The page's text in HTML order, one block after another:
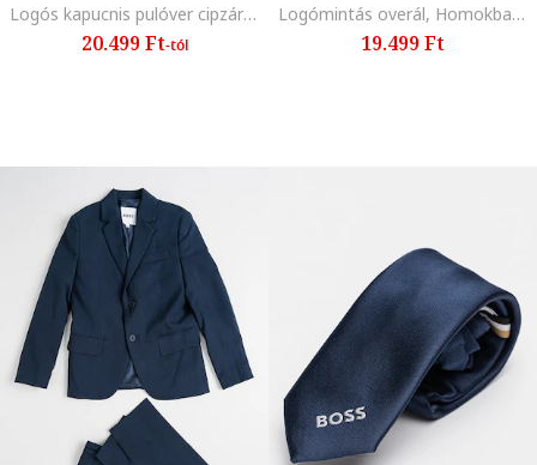
Logós kapucnis pulóver cipzárral, Tevebarna
20.499 Ft-tól
Logómintás overál, Homokbarna
19.499 Ft